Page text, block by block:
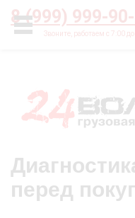
8 (999) 999-
Главная О нас
перед